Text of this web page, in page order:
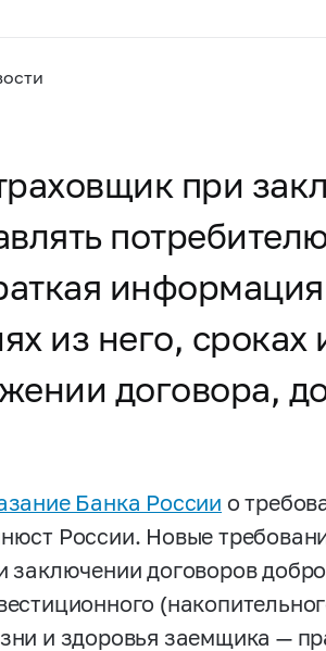
при
из него,
договора,
Банка России о
России. Новые
заключении договоров
и здоровья заемщика —